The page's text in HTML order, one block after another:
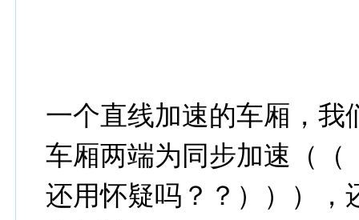
一个直线加速的车厢，我
车厢两端为同步加速（（
还用怀疑吗？？））），